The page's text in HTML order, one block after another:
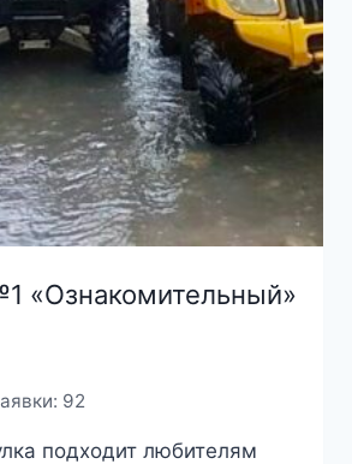
«Ознакомительный»
92
подходит любителям